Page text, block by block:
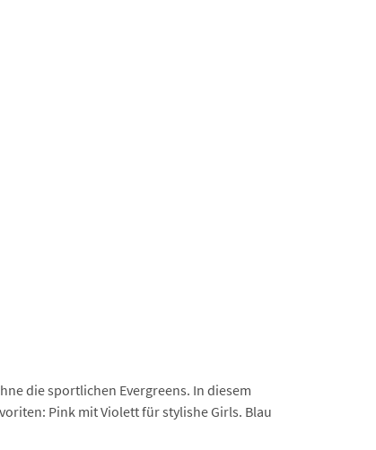
die sportlichen Evergreens. In diesem
Pink mit Violett für stylishe Girls. Blau